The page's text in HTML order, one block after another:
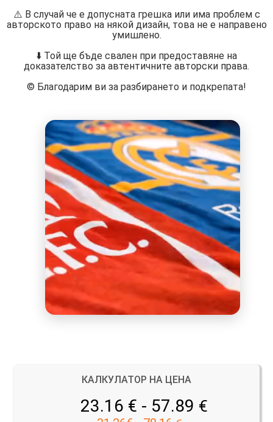
⚠️ В случай че е допусната грешка или има проблем с
авторското право на някой дизайн, това не е направено
умишлено.
⬇️ Той ще бъде свален при предоставяне на
доказателство за автентичните авторски права.
©️ Благодарим ви за разбирането и подкрепата!
КАЛКУЛАТОР НА ЦЕНА
23.16 € - 57.89 €